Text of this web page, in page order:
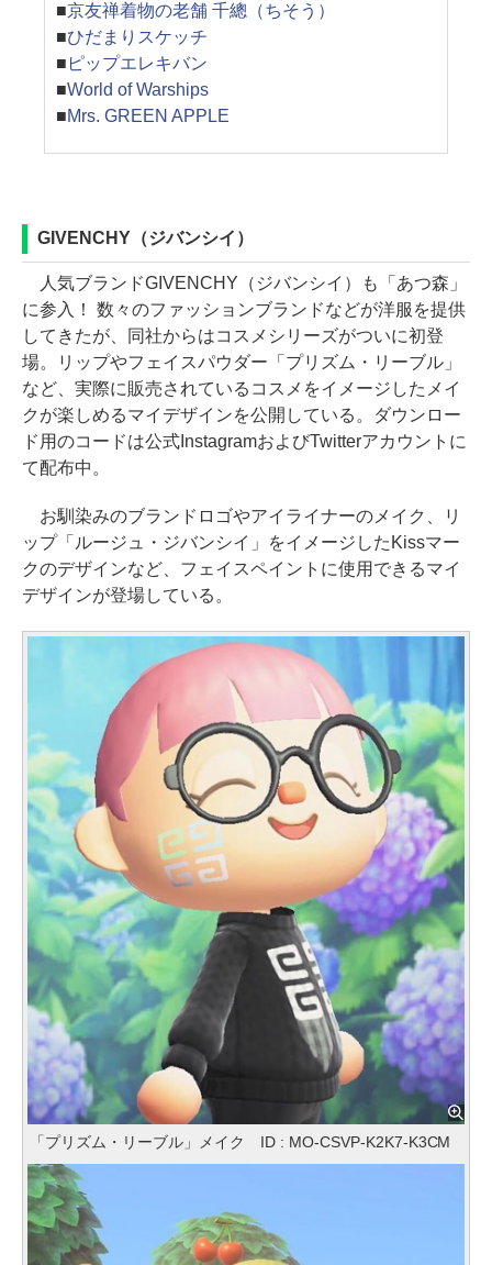
■京友禅着物の老舗 千總（ちそう）
■ひだまりスケッチ
■ ピップエレキバン
■World of Warships
■Mrs. GREEN APPLE
GIVENCHY（ジバンシイ）
人気ブランドGIVENCHY（ジバンシイ）も「あつ森」
に参入！ 数々のファッションブランドなどが洋服を提供
してきたが、同社からはコスメシリーズがついに初登
場。リップやフェイスパウダー「プリズム・リーブル」
など、実際に販売されているコスメをイメージしたメイ
クが楽しめるマイデザインを公開している。ダウンロー
ド用のコードは公式InstagramおよびTwitterアカウントに
て配布中。
お馴染みのブランドロゴやアイライナーのメイク、リ
ップ「ルージュ・ジバンシイ」をイメージしたKissマー
クのデザインなど、フェイスペイントに使用できるマイ
デザインが登場している。
「プリズム・リーブル」メイク ID : MO-CSVP-K2K7-K3CM